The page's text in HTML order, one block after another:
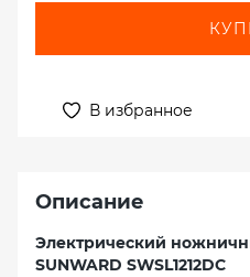
В избранное
Описание
Электрический
SUNWARD SWSL1212DC